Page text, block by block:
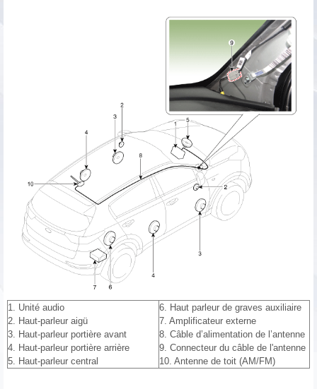
1. Unité audio
2. Haut-parleur aigü
3. Haut-parleur portière avant
4. Haut-parleur portière arrière
5. Haut-parleur central
6. Haut parleur de graves auxiliaire
7. Amplificateur externe
8. Câble d’alimentation de l’antenne
9. Connecteur du câble de l'antenne
10. Antenne de toit (AM/FM)